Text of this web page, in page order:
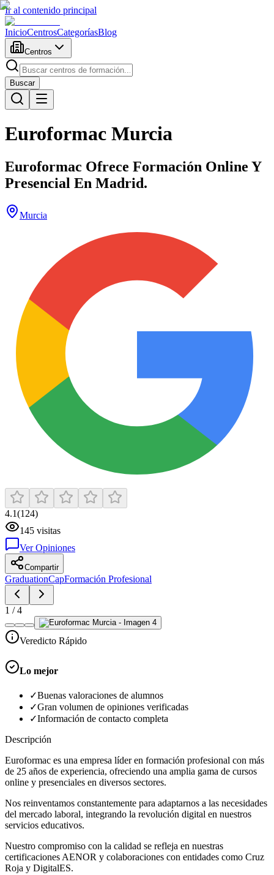
Ir al contenido principal
InicioCentrosCategoríasBlog
Centros
Buscar
Euroformac Murcia
Euroformac Ofrece Formación Online Y
Presencial En Madrid.
Murcia
4.1(124)
145 visitas
Ver Opiniones
Compartir
GraduationCapFormación Profesional
1 /4
Veredicto Rápido
Lo mejor
✓Buenas valoraciones de alumnos
✓Gran volumen de opiniones verificadas
✓Información de contacto completa
Descripción
Euroformac es una empresa líder en formación profesional con más
de 25 años de experiencia, ofreciendo una amplia gama de cursos
online y presenciales en diversos sectores.
Nos reinventamos constantemente para adaptarnos a las necesidades
del mercado laboral, integrando la revolución digital en nuestros
servicios educativos.
Nuestro compromiso con la calidad se refleja en nuestras
certificaciones AENOR y colaboraciones con entidades como Cruz
Roja y DigitalES.